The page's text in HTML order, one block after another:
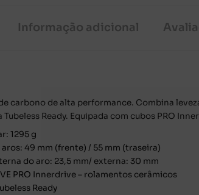
Informação adicional
carbono de alta performance. Combina
Ready. Equipada com cubos PRO
1295 g
49 mm (frente) / 55 mm (traseira)
do aro: 23,5 mm/ externa: 30 mm
PRO Innerdrive – rolamentos cerâmicos
Ready